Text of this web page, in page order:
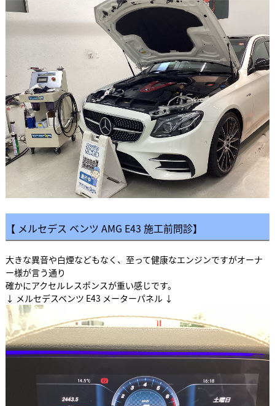
【 メルセデス ベンツ AMG E43 施工前問診】
大きな異音や白煙などもなく、至って健康なエンジンですがオーナ
ー様が言う通り
確かにアクセルレスポンスが重い感じです。
↓ メルセデスベンツ E43 メーターパネル ↓